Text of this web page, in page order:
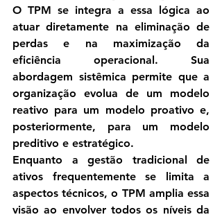
O TPM se integra a essa lógica ao
atuar diretamente na eliminação de
perdas e na maximização da
eficiência operacional. Sua
abordagem sistêmica permite que a
organização evolua de um modelo
reativo para um modelo proativo e,
posteriormente, para um modelo
preditivo e estratégico.
Enquanto a gestão tradicional de
ativos frequentemente se limita a
aspectos técnicos, o TPM amplia essa
visão ao envolver todos os níveis da